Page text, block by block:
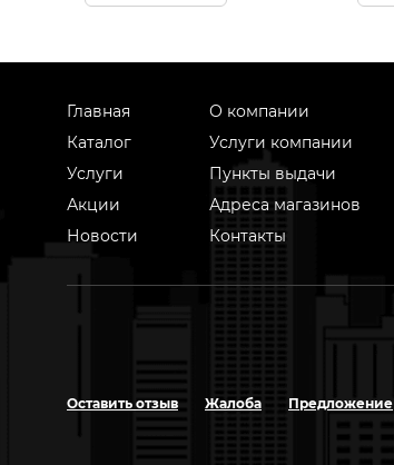
Главная
Каталог
Услуги
Акции
Новости
О компании
Услуги компании
Пункты выдачи
Адреса магазинов
Контакты
Оставить отзыв Жалоба Предложение